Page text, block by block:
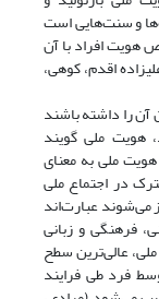
و سنت‌هایی است
هویت افراد با آن
اقدم، کوهی،
آن را داشته باشند
هویت ملی گویند
قاسمی‌نژاد و مساوات، 2016: 131). هویت ملی به معنای
در اجتماع ملی
می‌شوند عبارت‌اند
فرهنگی و زبانی
اجاقلو، 2010: 188). هویت ملی، عالی‌ترین سطح
فرد طی فرایند